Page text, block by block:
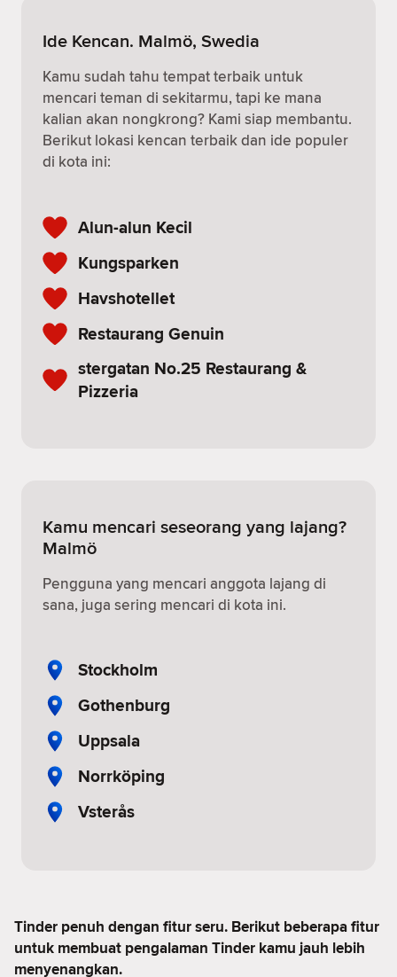
Ide Kencan. Malmö, Swedia
Kamu sudah tahu tempat terbaik untuk
mencari teman di sekitarmu, tapi ke mana
kalian akan nongkrong? Kami siap membantu.
Berikut lokasi kencan terbaik dan ide populer
di kota ini:
Alun-alun Kecil
Kungsparken
Havshotellet
Restaurang Genuin
stergatan No.25 Restaurang &
Pizzeria
Kamu mencari seseorang yang lajang?
Malmö
Pengguna yang mencari anggota lajang di
sana, juga sering mencari di kota ini.
Stockholm
Gothenburg
Uppsala
Norrköping
Vsterås
Tinder penuh dengan fitur seru. Berikut beberapa fitur
untuk membuat pengalaman Tinder kamu jauh lebih
menyenangkan.